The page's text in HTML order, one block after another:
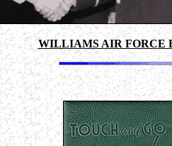
WILLIAMS AIR FORCE